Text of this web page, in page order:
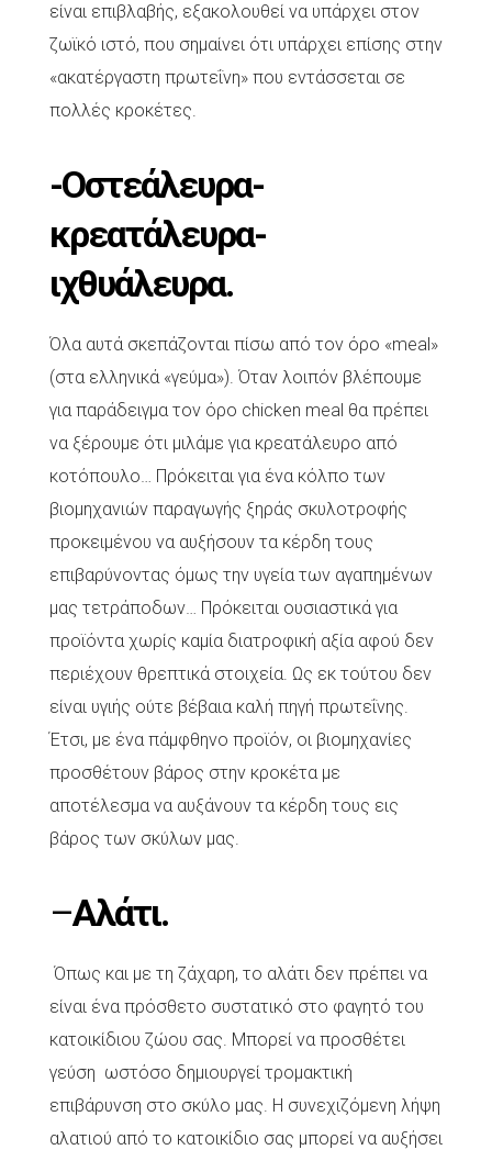
είναι επιβλαβής, εξακολουθεί να υπάρχει στον
ζωϊκό ιστό, που σημαίνει ότι υπάρχει επίσης στην
«ακατέργαστη πρωτεΐνη» που εντάσσεται σε
πολλές κροκέτες.
-Οστεάλευρα-
κρεατάλευρα-
ιχθυάλευρα.
Όλα αυτά σκεπάζονται πίσω από τον όρο «meal»
(στα ελληνικά «γεύμα»). Όταν λοιπόν βλέπουμε
για παράδειγμα τον όρο chicken meal θα πρέπει
να ξέρουμε ότι μιλάμε για κρεατάλευρο από
κοτόπουλο… Πρόκειται για ένα κόλπο των
βιομηχανιών παραγωγής ξηράς σκυλοτροφής
προκειμένου να αυξήσουν τα κέρδη τους
επιβαρύνοντας όμως την υγεία των αγαπημένων
μας τετράποδων… Πρόκειται ουσιαστικά για
προϊόντα χωρίς καμία διατροφική αξία αφού δεν
περιέχουν θρεπτικά στοιχεία. Ως εκ τούτου δεν
είναι υγιής ούτε βέβαια καλή πηγή πρωτεΐνης.
Έτσι, με ένα πάμφθηνο προϊόν, οι βιομηχανίες
προσθέτουν βάρος στην κροκέτα με
αποτέλεσμα να αυξάνουν τα κέρδη τους εις
βάρος των σκύλων μας.
–Αλάτι.
Όπως και με τη ζάχαρη, το αλάτι δεν πρέπει να
είναι ένα πρόσθετο συστατικό στο φαγητό του
κατοικίδιου ζώου σας. Μπορεί να προσθέτει
γεύση ωστόσο δημιουργεί τρομακτική
επιβάρυνση στο σκύλο μας. Η συνεχιζόμενη λήψη
αλατιού από το κατοικίδιο σας μπορεί να αυξήσει